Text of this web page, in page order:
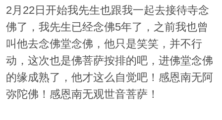
2月22日开始我先生也跟我一起去接待寺念
佛了，我先生已经念佛5年了，之前我也曾
叫他去念佛堂念佛，他只是笑笑，并不行
动，这次也是佛菩萨按排的吧，进佛堂念佛
的缘成熟了，他才这么自觉吧！感恩南无阿
弥陀佛！感恩南无观世音菩萨！